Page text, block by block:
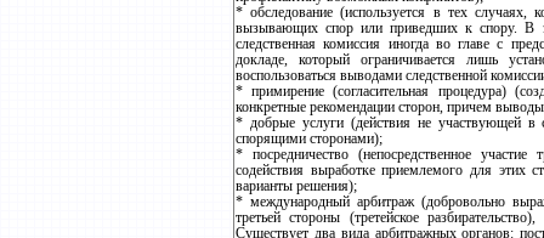
* обследование (используется в тех случаях,
вызывающих спор или приведших к спору. В
следственная комиссия иногда во главе с
докладе, который ограничивается лишь
воспользоваться выводами следственной
* примирение (согласительная процедура)
конкретные рекомендации сторон, причем
* добрые услуги (действия не участвующей в
спорящими сторонами);
* посредничество (непосредственное
содействия выработке приемлемого для этих
варианты решения);
* международный арбитраж (добровольно
третьей стороны (третейское
Существует два вида арбитражных органов: